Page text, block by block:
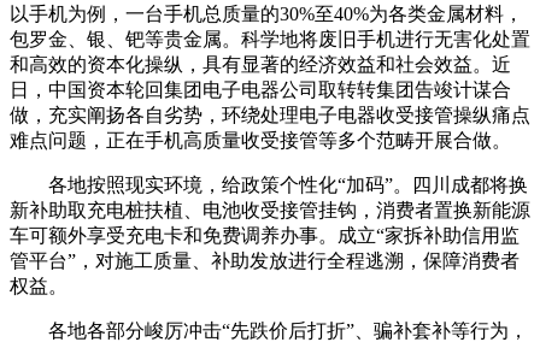
以手机为例，一台手机总质量的30%至40%为各类金属材料，
包罗金、银、钯等贵金属。科学地将废旧手机进行无害化处置
和高效的资本化操纵，具有显著的经济效益和社会效益。近
日，中国资本轮回集团电子电器公司取转转集团告竣计谋合
做，充实阐扬各自劣势，环绕处理电子电器收受接管操纵痛点
难点问题，正在手机高质量收受接管等多个范畴开展合做。
各地按照现实环境，给政策个性化“加码”。四川成都将换
新补助取充电桩扶植、电池收受接管挂钩，消费者置换新能源
车可额外享受充电卡和免费调养办事。成立“家拆补助信用监
管平台”，对施工质量、补助发放进行全程逃溯，保障消费者
权益。
各地各部分峻厉冲击“先跌价后打折”、骗补套补等行为，